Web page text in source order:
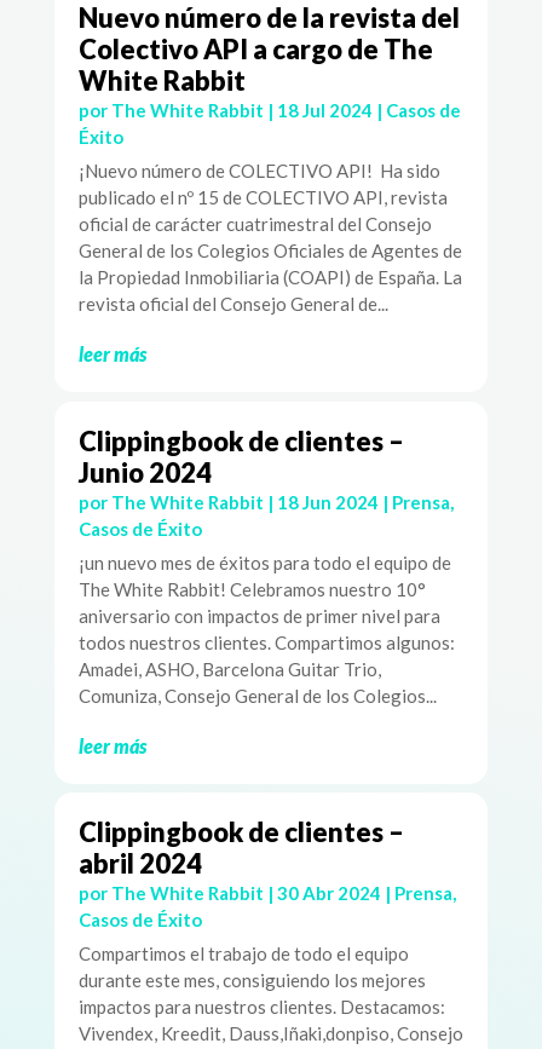
Nuevo número de la revista del
Colectivo API a cargo de The
White Rabbit
por The White Rabbit | 18 Jul 2024 | Casos de
Éxito
¡Nuevo número de COLECTIVO API! Ha sido
publicado el nº 15 de COLECTIVO API, revista
oficial de carácter cuatrimestral del Consejo
General de los Colegios Oficiales de Agentes de
la Propiedad Inmobiliaria (COAPI) de España. La
revista oficial del Consejo General de...
leer más
Clippingbook de clientes –
Junio 2024
por The White Rabbit | 18 Jun 2024 | Prensa
Casos de Éxito
¡un nuevo mes de éxitos para todo el equipo de
The White Rabbit! Celebramos nuestro 10°
aniversario con impactos de primer nivel para
todos nuestros clientes. Compartimos algunos:
Amadei, ASHO, Barcelona Guitar Trio,
Comuniza, Consejo General de los Colegios...
leer más
Clippingbook de clientes –
abril 2024
por The White Rabbit | 30 Abr 2024 | Prensa,
Casos de Éxito
Compartimos el trabajo de todo el equipo
durante este mes, consiguiendo los mejores
impactos para nuestros clientes. Destacamos:
Vivendex, Kreedit, Dauss,Iñaki,donpiso, Consejo